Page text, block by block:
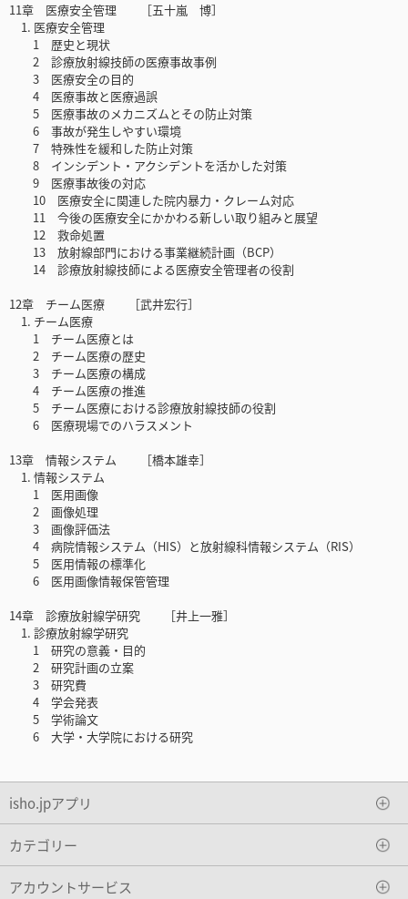
11章 医療安全管理 ［五十嵐 博］
1. 医療安全管理
1 歴史と現状
2 診療放射線技師の医療事故事例
3 医療安全の目的
4 医療事故と医療過誤
5 医療事故のメカニズムとその防止対策
6 事故が発生しやすい環境
7 特殊性を緩和した防止対策
8 インシデント・アクシデントを活かした対策
9 医療事故後の対応
10 医療安全に関連した院内暴力・クレーム対応
11 今後の医療安全にかかわる新しい取り組みと展望
12 救命処置
13 放射線部門における事業継続計画（BCP）
14 診療放射線技師による医療安全管理者の役割
12章 チーム医療 ［武井宏行］
1. チーム医療
1 チーム医療とは
2 チーム医療の歴史
3 チーム医療の構成
4 チーム医療の推進
5 チーム医療における診療放射線技師の役割
6 医療現場でのハラスメント
13章 情報システム ［橋本雄幸］
1. 情報システム
1 医用画像
2 画像処理
3 画像評価法
4 病院情報システム（HIS）と放射線科情報システム（RIS）
5 医用情報の標準化
6 医用画像情報保管管理
14章 診療放射線学研究 ［井上一雅］
1. 診療放射線学研究
1 研究の意義・目的
2 研究計画の立案
3 研究費
4 学会発表
5 学術論文
6 大学・大学院における研究
isho.jpアプリ
カテゴリー
アカウントサービス